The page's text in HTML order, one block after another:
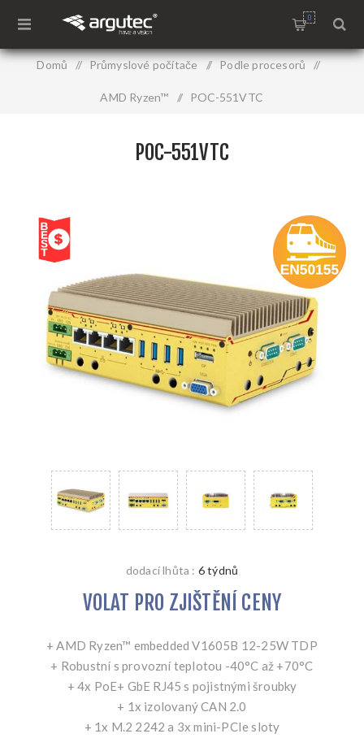
0
Domů / Průmyslové počítače / Podle procesorů /
AMD Ryzen™ / POC-551VTC
POC-551VTC
dodací lhůta : 6 týdnů
VOLAT PRO ZJIŠTĚNÍ CENY
+ AMD Ryzen™ embedded V1605B 12-25W TDP
+ Robustní s provozní teplotou -40°C až +70°C
+ 4x PoE+ GbE RJ45 s pojistnými šroubky
+ 1x izolovaný CAN 2.0
+ 1x M.2 2242 a 3x mini-PCIe sloty